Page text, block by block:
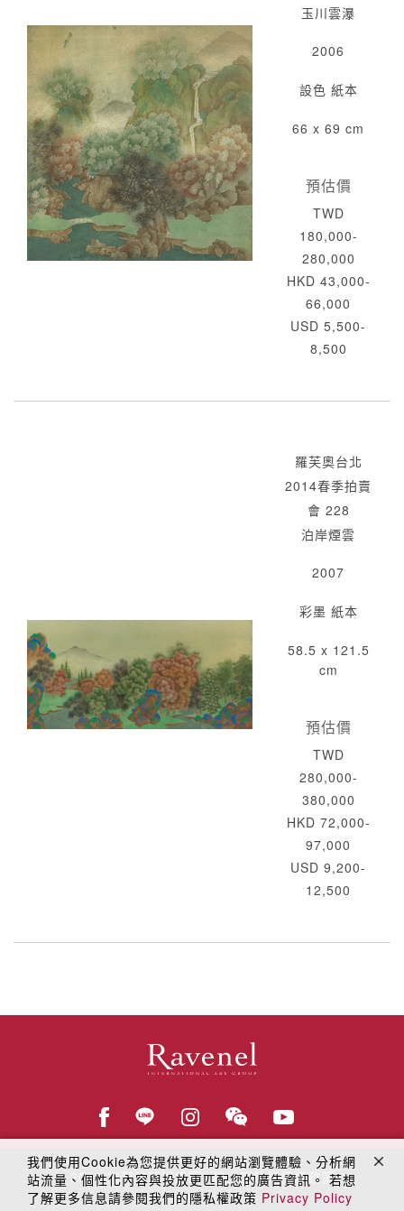
玉川雲瀑
2006
設色 紙本
66 x 69 cm
預估價
TWD
180,000-
280,000
HKD 43,000-
66,000
USD 5,500-
8,500
羅芙奧台北
2014春季拍賣
會 228
泊岸煙雲
2007
彩墨 紙本
58.5 x 121.5
cm
預估價
TWD
280,000-
380,000
HKD 72,000-
97,000
USD 9,200-
12,500
© 2018羅芙奧藝術集團 線上隱私權保護政策
我們使用Cookie為您提供更好的網站瀏覽體驗、分析網
站流量、個性化內容與投放更匹配您的廣告資訊。 若想
了解更多信息請參閱我們的隱私權政策 Privacy Policy